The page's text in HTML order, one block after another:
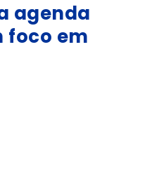
agenda
em